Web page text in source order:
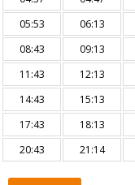
05:53
06:13
08:43
09:13
11:43
12:13
14:43
15:13
17:43
18:13
20:43
21:14